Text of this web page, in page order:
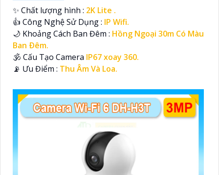
✨ Chất lượng hình : 2K Lite .
👍 Công Nghệ Sử Dụng : IP Wifi.
🌙 Khoảng Cách Ban Đêm : Hồng Ngoại 30m Có Màu
Ban Ðêm.
🕉️ Cấu Tạo Camera IP67 xoay 360.
️📡 Ưu Điểm : Thu Âm Và Loa.